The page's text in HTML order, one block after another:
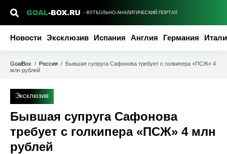
- ФУТБОЛЬНО-АНАЛИТИЧЕСКИЙ ПОРТАЛ
Новости Эксклюзив Испания Англия Германия
GoalBox / Россия / Бывшая супруга Сафонова требует с голкипера «ПСЖ» 4
млн рублей
Эксклюзив
Бывшая супруга Сафонова
требует с голкипера «ПСЖ» 4 млн
рублей